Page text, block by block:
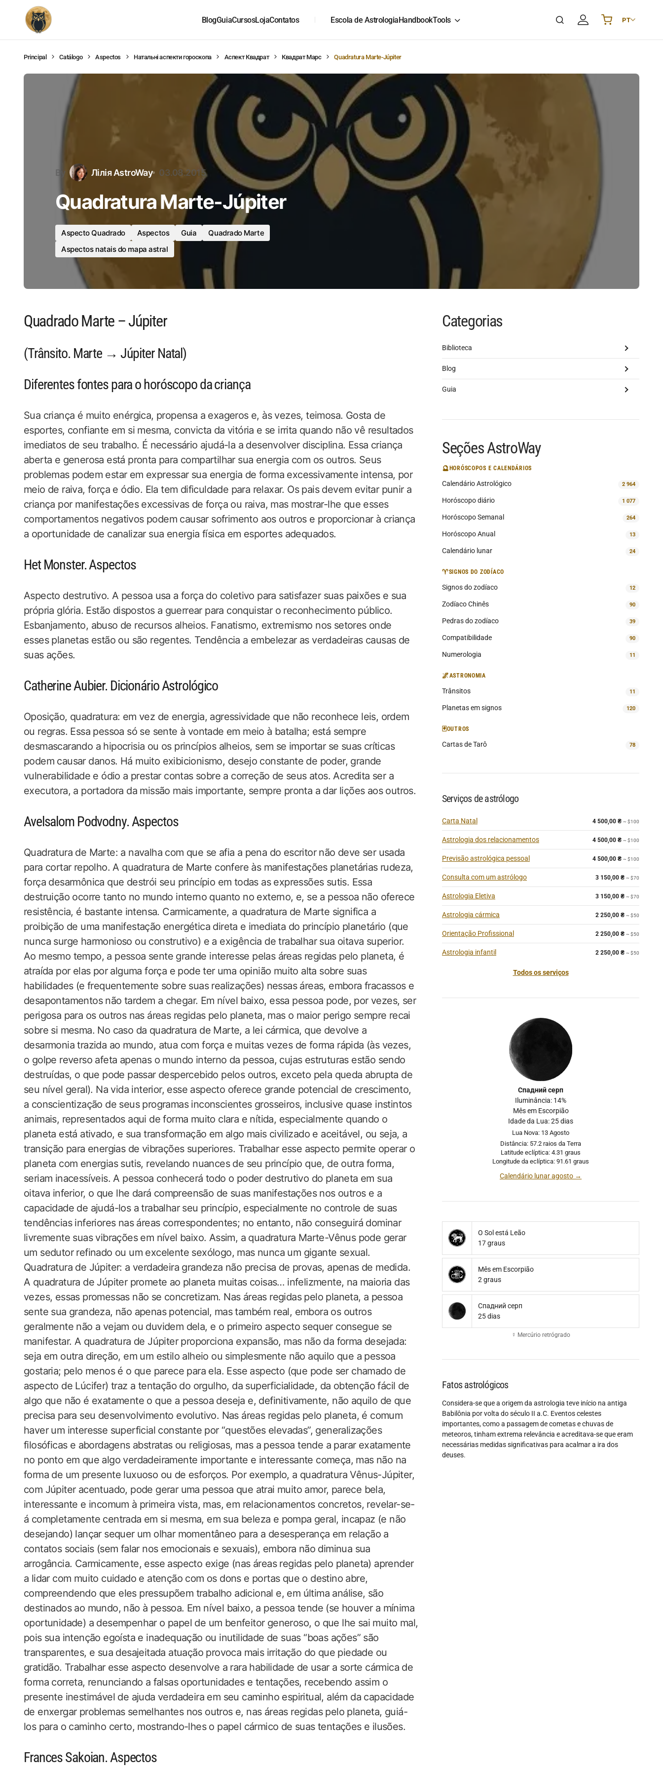
BlogGuiaCursosLojaContatos Escola de AstrologiaHandbookTools PT
UA Українська
Principal Catálogo Aspectos Натальні аспекти гороскопа Аспект Квадрат Квадрат Марс Quadratura Marte-Júpiter
By Лілія AstroWay 03.08.2015
Quadratura Marte-Júpiter
Aspecto Quadrado Aspectos Guia
Quadrado Marte
Aspectos natais do mapa astral
Quadrado Marte – Júpiter
(Trânsito. Marte → Júpiter Natal)
Diferentes fontes para o horóscopo da criança
Sua criança é muito enérgica, propensa a exageros e, às vezes, teimosa. Gosta de
esportes, confiante em si mesma, convicta da vitória e se irrita quando não vê resultados
imediatos de seu trabalho. É necessário ajudá-la a desenvolver disciplina. Essa criança
aberta e generosa está pronta para compartilhar sua energia com os outros. Seus
problemas podem estar em expressar sua energia de forma excessivamente intensa, por
meio de raiva, força e ódio. Ela tem dificuldade para relaxar. Os pais devem evitar punir a
criança por manifestações excessivas de força ou raiva, mas mostrar-lhe que esses
comportamentos negativos podem causar sofrimento aos outros e proporcionar à criança
a oportunidade de canalizar sua energia física em esportes adequados.
Het Monster. Aspectos
Aspecto destrutivo. A pessoa usa a força do coletivo para satisfazer suas paixões e sua
própria glória. Estão dispostos a guerrear para conquistar o reconhecimento público.
Esbanjamento, abuso de recursos alheios. Fanatismo, extremismo nos setores onde
esses planetas estão ou são regentes. Tendência a embelezar as verdadeiras causas de
suas ações.
Catherine Aubier. Dicionário Astrológico
Oposição, quadratura: em vez de energia, agressividade que não reconhece leis, ordem
ou regras. Essa pessoa só se sente à vontade em meio à batalha; está sempre
desmascarando a hipocrisia ou os princípios alheios, sem se importar se suas críticas
podem causar danos. Há muito exibicionismo, desejo constante de poder, grande
vulnerabilidade e ódio a prestar contas sobre a correção de seus atos. Acredita ser a
executora, a portadora da missão mais importante, sempre pronta a dar lições aos outros.
Avelsalom Podvodny. Aspectos
Quadratura de Marte: a navalha com que se afia a pena do escritor não deve ser usada
para cortar repolho. A quadratura de Marte confere às manifestações planetárias rudeza,
força desarmônica que destrói seu princípio em todas as expressões sutis. Essa
destruição ocorre tanto no mundo interno quanto no externo, e, se a pessoa não oferece
resistência, é bastante intensa. Carmicamente, a quadratura de Marte significa a
proibição de uma manifestação energética direta e imediata do princípio planetário (que
nunca surge harmonioso ou construtivo) e a exigência de trabalhar sua oitava superior.
Ao mesmo tempo, a pessoa sente grande interesse pelas áreas regidas pelo planeta, é
atraída por elas por alguma força e pode ter uma opinião muito alta sobre suas
habilidades (e frequentemente sobre suas realizações) nessas áreas, embora fracassos e
desapontamentos não tardem a chegar. Em nível baixo, essa pessoa pode, por vezes, ser
perigosa para os outros nas áreas regidas pelo planeta, mas o maior perigo sempre recai
sobre si mesma. No caso da quadratura de Marte, a lei cármica, que devolve a
desarmonia trazida ao mundo, atua com força e muitas vezes de forma rápida (às vezes,
o golpe reverso afeta apenas o mundo interno da pessoa, cujas estruturas estão sendo
destruídas, o que pode passar despercebido pelos outros, exceto pela queda abrupta de
seu nível geral). Na vida interior, esse aspecto oferece grande potencial de crescimento,
a conscientização de seus programas inconscientes grosseiros, inclusive quase instintos
animais, representados aqui de forma muito clara e nítida, especialmente quando o
planeta está ativado, e sua transformação em algo mais civilizado e aceitável, ou seja, a
transição para energias de vibrações superiores. Trabalhar esse aspecto permite operar o
planeta com energias sutis, revelando nuances de seu princípio que, de outra forma,
seriam inacessíveis. A pessoa conhecerá todo o poder destrutivo do planeta em sua
oitava inferior, o que lhe dará compreensão de suas manifestações nos outros e a
capacidade de ajudá-los a trabalhar seu princípio, especialmente no controle de suas
tendências inferiores nas áreas correspondentes; no entanto, não conseguirá dominar
livremente suas vibrações em nível baixo. Assim, a quadratura Marte-Vênus pode gerar
um sedutor refinado ou um excelente sexólogo, mas nunca um gigante sexual.
Quadratura de Júpiter: a verdadeira grandeza não precisa de provas, apenas de medida.
A quadratura de Júpiter promete ao planeta muitas coisas… infelizmente, na maioria das
vezes, essas promessas não se concretizam. Nas áreas regidas pelo planeta, a pessoa
sente sua grandeza, não apenas potencial, mas também real, embora os outros
geralmente não a vejam ou duvidem dela, e o primeiro aspecto sequer consegue se
manifestar. A quadratura de Júpiter proporciona expansão, mas não da forma desejada:
seja em outra direção, em um estilo alheio ou simplesmente não aquilo que a pessoa
gostaria; pelo menos é o que parece para ela. Esse aspecto (que pode ser chamado de
aspecto de Lúcifer) traz a tentação do orgulho, da superficialidade, da obtenção fácil de
algo que não é exatamente o que a pessoa deseja e, definitivamente, não aquilo de que
precisa para seu desenvolvimento evolutivo. Nas áreas regidas pelo planeta, é comum
haver um interesse superficial constante por “questões elevadas”, generalizações
filosóficas e abordagens abstratas ou religiosas, mas a pessoa tende a parar exatamente
no ponto em que algo verdadeiramente importante e interessante começa, mas não na
forma de um presente luxuoso ou de esforços. Por exemplo, a quadratura Vênus-Júpiter,
com Júpiter acentuado, pode gerar uma pessoa que atrai muito amor, parece bela,
interessante e incomum à primeira vista, mas, em relacionamentos concretos, revelar-se-
á completamente centrada em si mesma, em sua beleza e pompa geral, incapaz (e não
desejando) lançar sequer um olhar momentâneo para a desesperança em relação a
contatos sociais (sem falar nos emocionais e sexuais), embora não diminua sua
arrogância. Carmicamente, esse aspecto exige (nas áreas regidas pelo planeta) aprender
a lidar com muito cuidado e atenção com os dons e portas que o destino abre,
compreendendo que eles pressupõem trabalho adicional e, em última análise, são
destinados ao mundo, não à pessoa. Em nível baixo, a pessoa tende (se houver a mínima
oportunidade) a desempenhar o papel de um benfeitor generoso, o que lhe sai muito mal,
pois sua intenção egoísta e inadequação ou inutilidade de suas “boas ações” são
transparentes, e sua desajeitada atuação provoca mais irritação do que piedade ou
gratidão. Trabalhar esse aspecto desenvolve a rara habilidade de usar a sorte cármica de
forma correta, renunciando a falsas oportunidades e tentações, recebendo assim o
presente inestimável de ajuda verdadeira em seu caminho espiritual, além da capacidade
de enxergar problemas semelhantes nos outros e, nas áreas regidas pelo planeta, guiá-
los para o caminho certo, mostrando-lhes o papel cármico de suas tentações e ilusões.
Frances Sakoian. Aspectos
Categorias
Biblioteca
Blog
Guia
Seções AstroWay
🔮HORÓSCOPOS E CALENDÁRIOS
Calendário Astrológico 2 964
Horóscopo diário 1 077
Horóscopo Semanal 264
Horóscopo Anual 13
Calendário lunar 24
♈SIGNOS DO ZODÍACO
Signos do zodíaco 12
Zodíaco Chinês 90
Pedras do zodíaco 39
Compatibilidade 90
Numerologia 11
🌌ASTRONOMIA
Trânsitos 11
Planetas em signos 120
🃏OUTROS
Cartas de Tarô 78
Serviços de astrólogo
Carta Natal 4 500,00 ₴ ~ $100
Astrologia dos relacionamentos 4 500,00 ₴ ~ $100
Previsão astrológica pessoal 4 500,00 ₴ ~ $100
Consulta com um astrólogo 3 150,00 ₴ ~ $70
Astrologia Eletiva 3 150,00 ₴ ~ $70
Astrologia cármica 2 250,00 ₴ ~ $50
Orientação Profissional 2 250,00 ₴ ~ $50
Astrologia infantil 2 250,00 ₴ ~ $50
Todos os serviços
Спадний серп
Iluminância: 14%
Mês em Escorpião
Idade da Lua: 25 dias
Lua Nova: 13 Agosto
Distância: 57.2 raios da Terra
Latitude eclíptica: 4.31 graus
Longitude da eclíptica: 91.61 graus
Calendário lunar agosto →
O Sol está Leão
17 graus
Mês em Escorpião
2 graus
Спадний серп
25 dias
☿ Mercúrio retrógrado
Fatos astrológicos
Considera-se que a origem da astrologia teve início na antiga
Babilônia por volta do século II a.C. Eventos celestes
importantes, como a passagem de cometas e chuvas de
meteoros, tinham extrema relevância e acreditava-se que eram
necessárias medidas significativas para acalmar a ira dos
deuses.